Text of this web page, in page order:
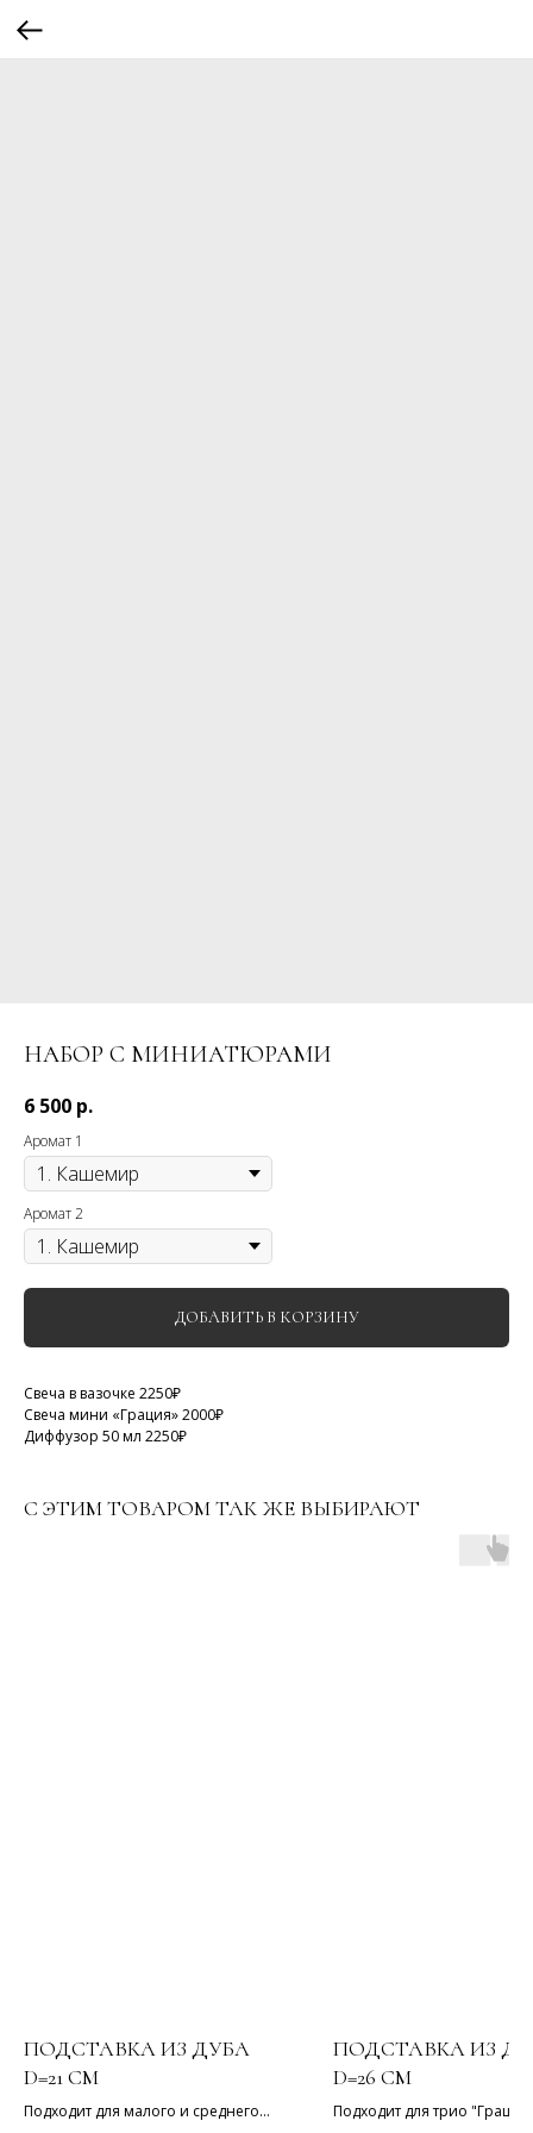
НАБОР С МИНИАТЮРАМИ
6 500 р.
Аромат 1
Аромат 2
ДОБАВИТЬ В КОРЗИНУ
Свеча в вазочке 2250₽
Свеча мини «Грация» 2000₽
Диффузор 50 мл 2250₽
С ЭТИМ ТОВАРОМ ТАК ЖЕ ВЫБИРАЮТ
ПОДСТАВКА ИЗ ДУБА
D=21 СМ
Подходит для малого и среднего
ПОДСТАВКА ИЗ
D=26 СМ
Подходит для трио